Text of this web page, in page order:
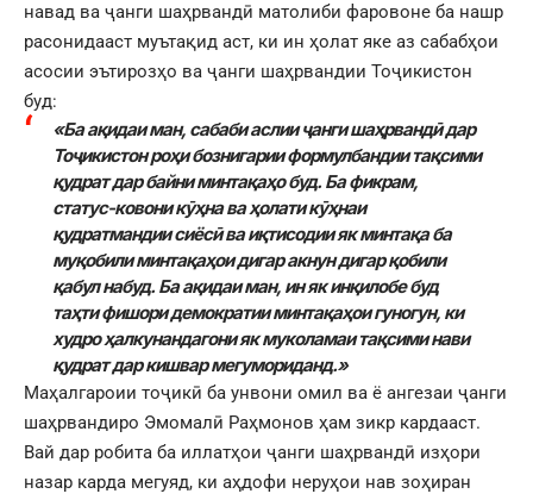
навад ва ҷанги шаҳрвандӣ матолиби фаровоне ба нашр
расонидааст муътақид аст, ки ин ҳолат яке аз сабабҳои
асосии эътирозҳо ва ҷанги шаҳрвандии Тоҷикистон
буд:
«Ба ақидаи ман, сабаби аслии ҷанги шаҳрвандӣ дар
Тоҷикистон роҳи бознигарии формулбандии тақсими
қудрат дар байни минтақаҳо буд. Ба фикрам,
статус-ковони кӯҳна ва ҳолати кӯҳнаи
қудратмандии сиёсӣ ва иқтисодии як минтақа ба
муқобили минтақаҳои дигар акнун дигар қобили
қабул набуд. Ба ақидаи ман, ин як инқилобе буд
таҳти фишори демократии минтақаҳои гуногун, ки
худро ҳалкунандагони як муколамаи тақсими нави
қудрат дар кишвар мегумориданд.»
Маҳалгароии тоҷикӣ ба унвони омил ва ё ангезаи ҷанги
шаҳрвандиро Эмомалӣ Раҳмонов ҳам зикр кардааст.
Вай дар робита ба иллатҳои ҷанги шаҳрвандӣ изҳори
назар карда мегуяд, ки аҳдофи неруҳои нав зоҳиран